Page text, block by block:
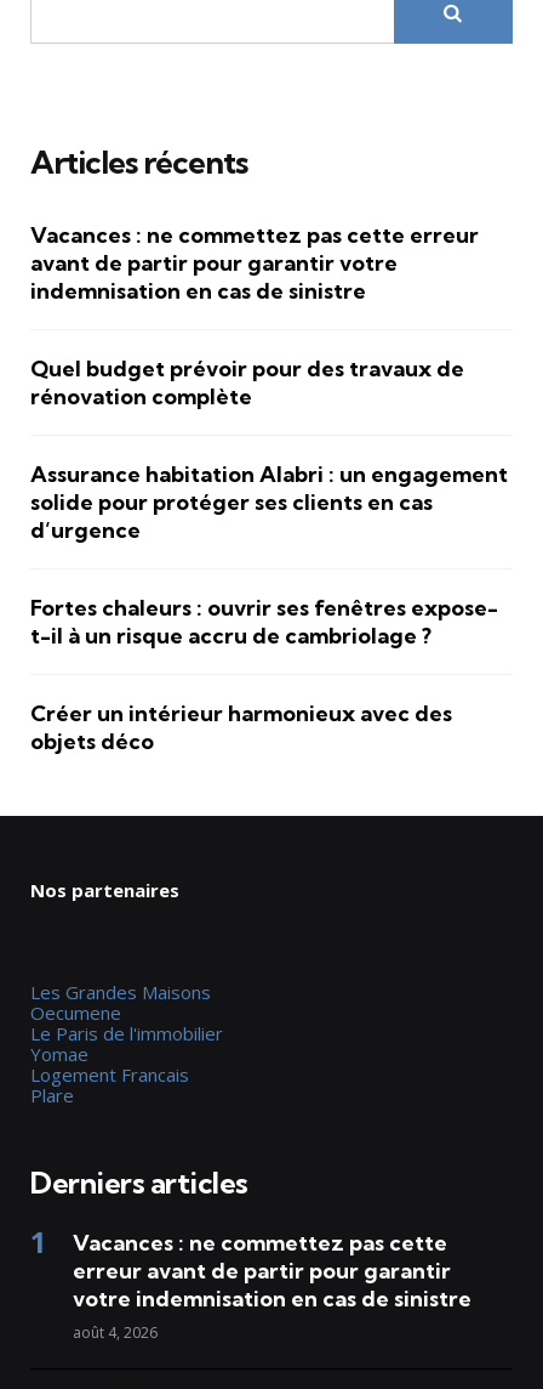
Articles récents
Vacances : ne commettez pas cette erreur
avant de partir pour garantir votre
indemnisation en cas de sinistre
Quel budget prévoir pour des travaux de
rénovation complète
Assurance habitation Alabri : un engagement
solide pour protéger ses clients en cas
d’urgence
Fortes chaleurs : ouvrir ses fenêtres expose-
t-il à un risque accru de cambriolage ?
Créer un intérieur harmonieux avec des
objets déco
Nos partenaires
Les Grandes Maisons
Oecumene
Le Paris de l'immobilier
Yomae
Logement Francais
Plare
Derniers articles
Vacances : ne commettez pas cette
erreur avant de partir pour garantir
votre indemnisation en cas de sinistre
août 4, 2026